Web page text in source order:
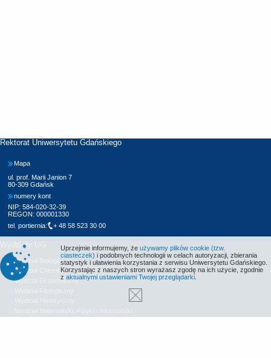
Rektorat Uniwersytetu Gdańskiego
Mapa
ul. prof. Marii Janion 7
80-309 Gdańsk
numery kont
NIP: 584-020-32-39
REGON: 000001330
tel. portiernia:
+ 48 58 523 30 00
Wydziały UG
Wydział Biologii
Wydział Chemii
Wydział Ekonomiczny
Uprzejmie informujemy, że używamy plików cookie (tzw.
ciasteczek) i podobnych technologii w celach autoryzacji, zbierania
statystyk i ułatwienia korzystania z serwisu Uniwersytetu Gdańskiego.
Korzystając z naszych stron wyrażasz zgodę na ich użycie, zgodnie
z aktualnymi ustawieniami Twojej przeglądarki